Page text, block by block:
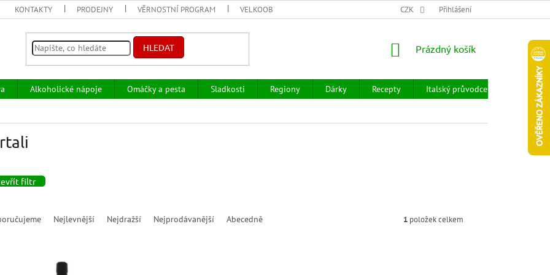
KONTAKTY PRODEJNY VĚRNOSTNÍ PROGRAM VELKOOBCHOD HODNOCENÍ OBCHODU OBCHODNÍ PODMÍNKY
CZK Přihlášení
HLEDAT
NÁKUPNÍ
Prázdný košík
Alkoholické nápoje Omáčky a pesta Sladkosti Regiony Dárky Recepty Italský průvodce
Prodejny
filtr
Nejlevnější Nejdražší Nejprodávanější Abecedně 1 položek celkem